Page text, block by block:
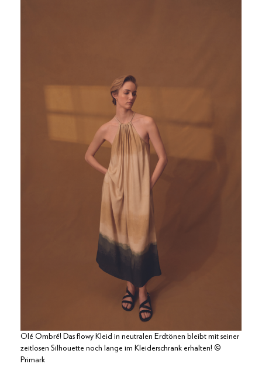
Olé Ombré! Das flowy Kleid in neutralen Erdtönen bleibt mit seiner
zeitlosen Silhouette noch lange im Kleiderschrank erhalten! ©
Primark